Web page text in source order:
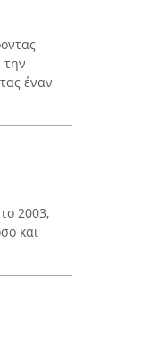
την
έναν
2003,
και